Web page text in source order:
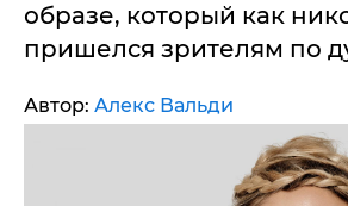
образе, который как
пришелся зрителям по
Автор: Алекс Вальди